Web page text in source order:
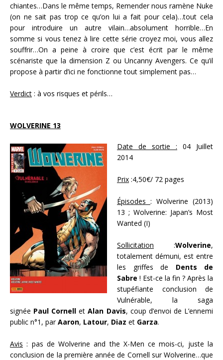
chiantes…Dans le même temps, Remender nous ramène Nuke
(on ne sait pas trop ce qu’on lui a fait pour cela)…tout cela
pour introduire un autre vilain…absolument horrible…En
somme si vous tenez à lire cette série croyez moi, vous allez
souffrir…On a peine à croire que c’est écrit par le même
scénariste que la dimension Z ou Uncanny Avengers. Ce qu’il
propose à partir d’ici ne fonctionne tout simplement pas…
Verdict : à vos risques et périls…
WOLVERINE 13
Date de sortie : 04 Juillet
2014
Prix :4,50€/ 72 pages
Épisodes : Wolverine (2013)
13 ; Wolverine: Japan’s Most
Wanted (I)
Sollicitation :Wolverine,
totalement démuni, est entre
les griffes de Dents de
Sabre ! Est-ce la fin ? Après la
stupéfiante conclusion de
Vulnérable, la saga
signée Paul Cornell etAlan Davis, coup d’envoi de L’ennemi
public n°1, parAaron, Latour, Diaz et Garza.
Avis : pas de Wolverine and the X-Men ce mois-ci, juste la
conclusion de la première année de Cornell sur Wolverine…que